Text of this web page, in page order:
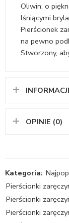
Oliwin, o
lśniącymi
Pierścionek
na pewno
Stworzony,
OPINIE (0)
Kategoria:
Pierścionki
Pierścionki
Pierścionki